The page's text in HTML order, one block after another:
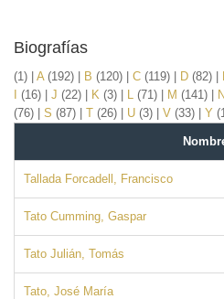
Biografías
(1) | A (192) | B (120) | C (119) | D (82) |
I (16) | J (22) | K (3) | L (71) | M (141) |
(76) | S (87) | T (26) | U (3) | V (33) | Y
Tallada Forcadell, Francisco
Tato Cumming, Gaspar
Tato Julián, Tomás
Tato, José María